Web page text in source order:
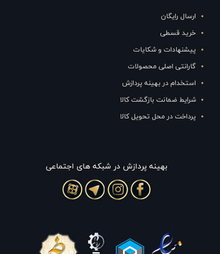
ارسال رایگان
خرید قسطی
پیشنهادات و شکایات
گارانتی اصلی محصولات
استخدام در بهینه پردازش
شرایط ضمانت بازگشت کالا
پرداخت در محل تحویل کالا
بهينه پردازش در شبکه های اجتماعی